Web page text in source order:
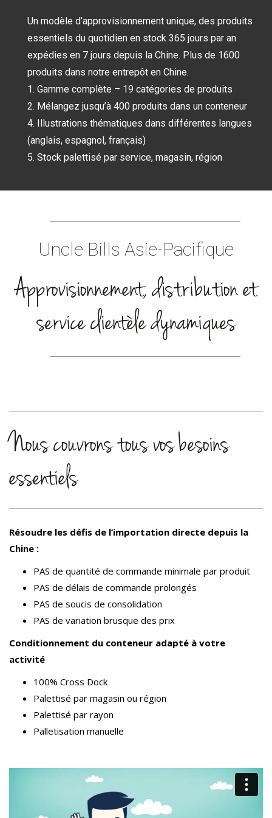
Un modèle d’approvisionnement unique, des produits
essentiels du quotidien en stock 365 jours par an
expédies en 7 jours depuis la Chine. Plus de 1600
produits dans notre entrepôt en Chine.
1. Gamme complète – 19 catégories de produits
2. Mélangez jusqu’à 400 produits dans un conteneur
4. Illustrations thématiques dans différentes langues
(anglais, espagnol, français)
5. Stock palettisé par service, magasin, région
MOBILIER
D’INTERIEUR
MATÉRIEL
ÉLECTRIQUE
QUOTIDIEN
Uncle Bills Asie-Pacifique
Approvisionnement, distribution et
service clientèle dynamiques
Nous couvrons tous vos besoins
essentiels
Résoudre les défis de l’importation directe depuis la
Chine :
PAS de quantité de commande minimale par produit
PAS de délais de commande prolongés
PAS de soucis de consolidation
PAS de variation brusque des prix
Conditionnement du conteneur adapté à votre
activité
100% Cross Dock
Palettisé par magasin ou région
Palettisé par rayon
Palletisation manuelle